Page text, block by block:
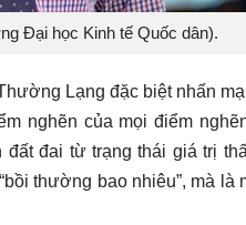
Đại học Kinh tế Quốc dân).
Lạng đặc biệt nhấn
nghẽn của mọi điểm
đai từ trạng thái giá trị
thường bao nhiêu”, mà là